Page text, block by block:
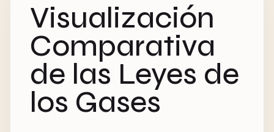
Visualización
Comparativa
de las Leyes de
los Gases